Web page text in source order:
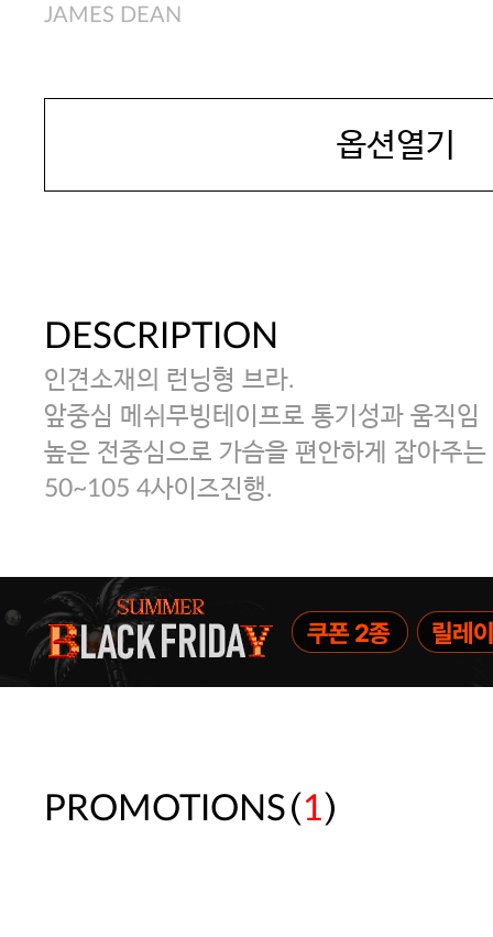
JAMES DEAN
옵션열기
DESCRIPTION
인견소재의 런닝형 브라.
앞중심 메쉬무빙테이프로 통기성과 움직임
높은 전중심으로 가슴을 편안하게 잡아주는
50~105 4사이즈진행.
PROMOTIONS(1)